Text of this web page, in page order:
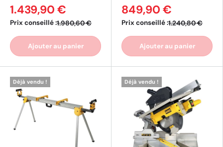
(2
Prix conseillé :1.980,60 €
1.439,90 €
Ajouter au panier
Prix conseillé :1.240,80 €
849,90 €
Ajouter au panier
Déjà vendu ! Déjà vendu !